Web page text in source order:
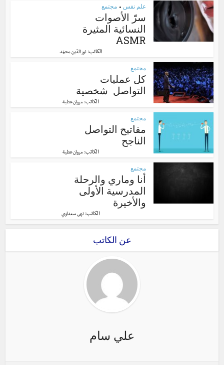
علم نفس • مجتمع
سرّ الأصوات
النسائية المثيرة
ASMR
الكاتب:نور الدّين محمّد
مجتمع
كل عمليات
التواصل شخصية
الكاتب: مروان عطية
مجتمع
مفاتيح التواصل
الناجح
الكاتب: مروان عطية
مجتمع
أنا وماري والرحلة
المدرسية الأولى
والأخيرة
الكاتب: نهى سعداوي
عن الكاتب
علي سام